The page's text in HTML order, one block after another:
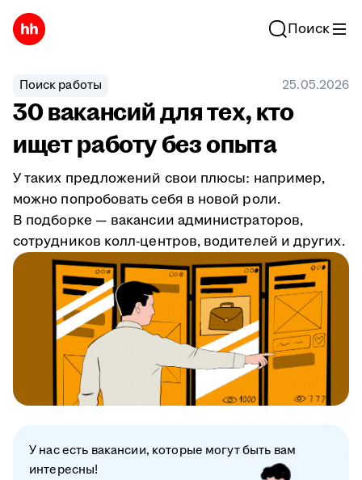
Поиск
Поиск работы 25.05.2026
30 вакансий для тех, кто
ищет работу без опыта
У таких предложений свои плюсы: например,
можно попробовать себя в новой роли.
В подборке — вакансии администраторов,
сотрудников колл-центров, водителей и других.
У нас есть вакансии, которые могут быть вам
интересны!